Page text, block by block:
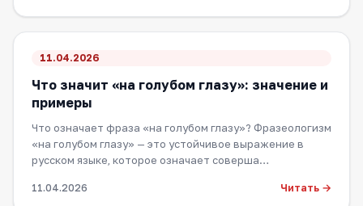
11.04.2026
Что значит «на голубом глазу»: значение и
примеры
Что означает фраза «на голубом глазу»? Фразеологизм
«на голубом глазу» — это устойчивое выражение в
русском языке, которое означает соверша…
11.04.2026 Читать →